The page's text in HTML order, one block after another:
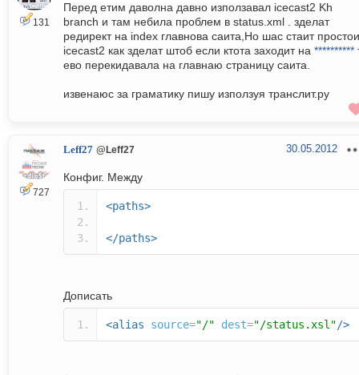
131
Перед етим даволна давно използавал icecast2 Kh
branch и там небила проблем в status.xml . зделат
редирект на index главнова саита,Но шас стаит простои
icecast2 как зделат штоб если ктота заходит на **********
ево перекидавала на главнаю страницу саита.
извенаюс за граматику пишу използуя транслит.ру
727
Leff27 @Leff27 30.05.2012
Конфиг. Между
<paths>
</paths>
Дописать
<alias source="/" dest="/status.xsl"/>